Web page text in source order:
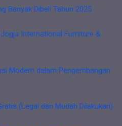
Banyak Dibeli Tahun 2025
International Furniture &
Modern dalam Pengembangan
(Legal dan Mudah Dilakukan)